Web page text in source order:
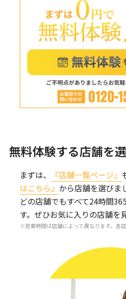
無料体験する店舗を
まずは、 『店舗一覧ページ』
はこちら』 から店舗を選びま
どの店舗でもすべて24時間
す。ぜひお気に入りの店舗を
営業時間は店舗によって異なります。各